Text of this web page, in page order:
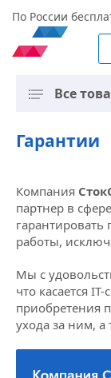
По России
Все
Гарантии
Компания
партнер в
гарантировать
работы,
Мы с
что касается
приобретения
ухода за ним, а